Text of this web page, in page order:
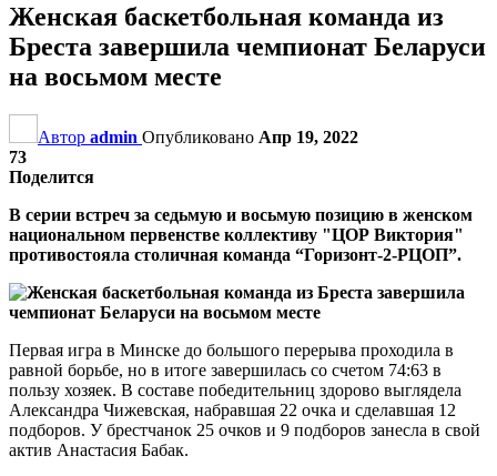
Женская баскетбольная команда из
Бреста завершила чемпионат Беларуси
на восьмом месте
Автор admin Опубликовано Апр 19, 2022
73
Поделится
В серии встреч за седьмую и восьмую позицию в женском
национальном первенстве коллективу "ЦОР Виктория"
противостояла столичная команда “Горизонт-2-РЦОП”.
Первая игра в Минске до большого перерыва проходила в
равной борьбе, но в итоге завершилась со счетом 74:63 в
пользу хозяек. В составе победительниц здорово выглядела
Александра Чижевская, набравшая 22 очка и сделавшая 12
подборов. У брестчанок 25 очков и 9 подборов занесла в свой
актив Анастасия Бабак.